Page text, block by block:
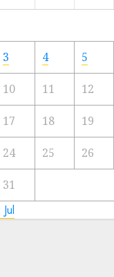
3 4 5
10 11 12
17 18 19
24 25 26
31